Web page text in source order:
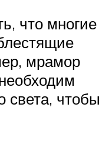
что многие
мрамор
света, чтобы